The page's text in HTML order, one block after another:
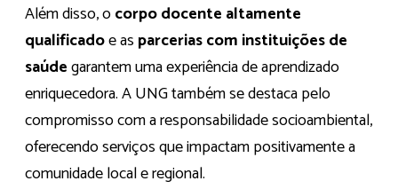
Além disso, ocorpo docente altamente
qualificadoe as parcerias com instituições de
saúdegarantem uma experiência de aprendizado
enriquecedora. A UNG também se destaca pelo
compromisso com a responsabilidade socioambiental,
oferecendo serviços que impactam positivamente a
comunidade local e regional.